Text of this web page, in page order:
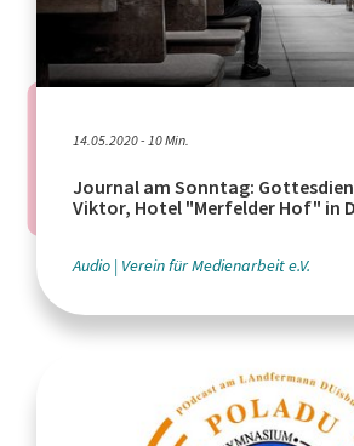
14.05.2020 - 10 Min.
Journal am Sonntag:
Viktor, Hotel "Merfelder Hof" in
Audio Verein für Medienarbeit e.V.